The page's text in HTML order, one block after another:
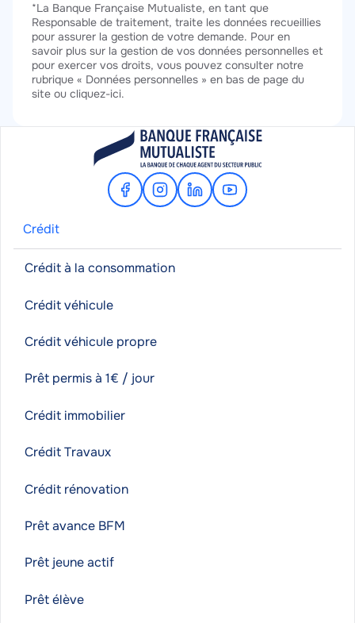
*La Banque Française Mutualiste, en tant que
Responsable de traitement, traite les données recueillies
pour assurer la gestion de votre demande. Pour en
savoir plus sur la gestion de vos données personnelles et
pour exercer vos droits, vous pouvez consulter notre
rubrique « Données personnelles » en bas de page du
site ou cliquez-ici.
FacebookInstagram
LinkedinYoutube
Crédit
Crédit à la consommation
Crédit véhicule
Crédit véhicule propre
Prêt permis à 1€ / jour
Crédit immobilier
Crédit Travaux
Crédit rénovation
Prêt avance BFM
Prêt jeune actif
Prêt élève